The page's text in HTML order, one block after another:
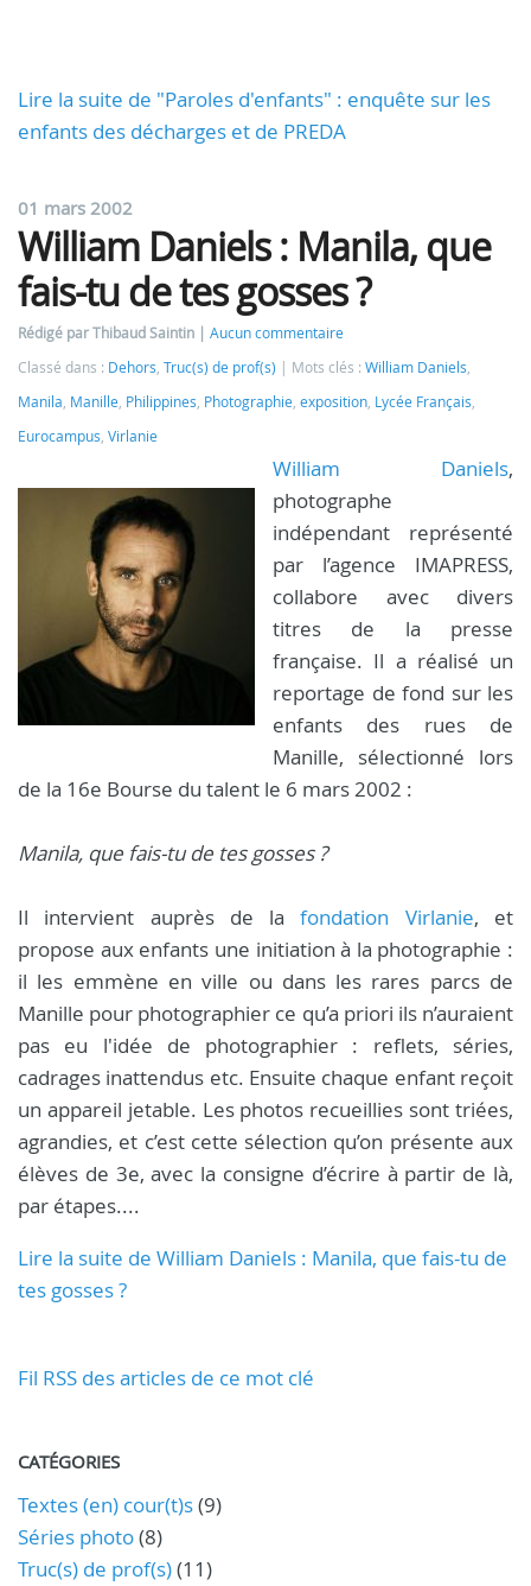
Lire la suite de "Paroles d'enfants" : enquête sur les
enfants des décharges et de PREDA
01 mars 2002
William Daniels : Manila, que
fais-tu de tes gosses ?
Rédigé par Thibaud Saintin
Aucun commentaire
Classé dans : Dehors, Truc(s) de prof(s) Mots clés : William Daniels,
Manila, Manille, Philippines, Photographie, exposition, Lycée Français,
Eurocampus, Virlanie
William Daniels,
photographe
indépendant représenté
par l’agence IMAPRESS,
collabore avec divers
titres de la presse
française. Il a réalisé un
reportage de fond sur les
enfants des rues de
Manille, sélectionné lors
de la 16e Bourse du talent le 6 mars 2002 :
Manila, que fais-tu de tes gosses ?
Il intervient auprès de lafondation Virlanie, et
propose aux enfants une initiation à la photographie :
il les emmène en ville ou dans les rares parcs de
Manille pour photographier ce qu’a priori ils n’auraient
pas eu l'idée de photographier : reflets, séries,
cadrages inattendus etc. Ensuite chaque enfant reçoit
un appareil jetable. Les photos recueillies sont triées,
agrandies, et c’est cette sélection qu’on présente aux
élèves de 3e, avec la consigne d’écrire à partir de là,
par étapes....
Lire la suite de William Daniels : Manila, que fais-tu de
tes gosses ?
Fil RSS des articles de ce mot clé
CATÉGORIES
Textes (en) cour(t)s(9)
Séries photo(8)
Truc(s) de prof(s)(11)